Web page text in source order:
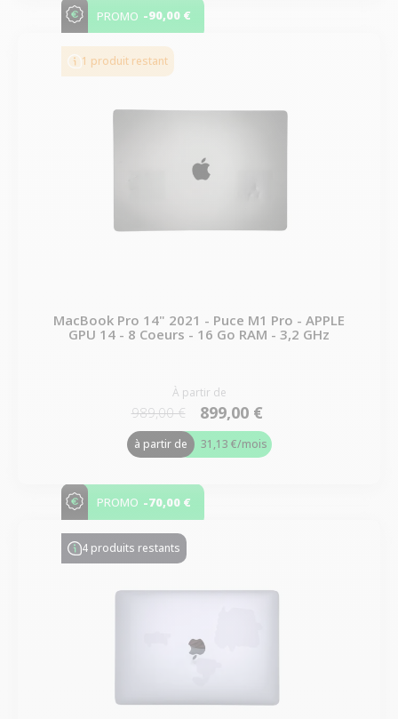
PROMO -90,00 €
1 produit restant
MacBook Pro 14" 2021 - Puce M1 Pro - APPLE
GPU 14 - 8 Coeurs - 16 Go RAM - 3,2 GHz
À partir de
989,00 € 899,00 €
à partir de 31,13 €/mois
PROMO -70,00 €
4 produits restants